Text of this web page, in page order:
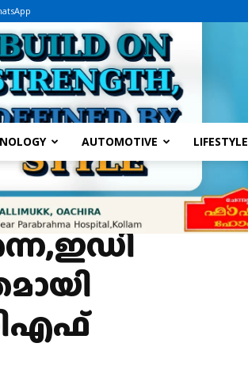
AUTOMOTIVE LIFESTYLE
സംയുക്തമായി പ്രതിരോധിച്ച് എൽഡിഎഫ്